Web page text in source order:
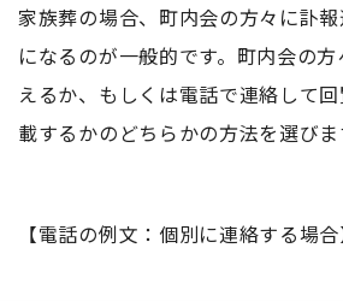
家族葬の場合、町内会の方々に訃
になるのが一般的です。町内会の
えるか、もしくは電話で連絡して
載するかのどちらかの方法を選びま
【電話の例文：個別に連絡する場合